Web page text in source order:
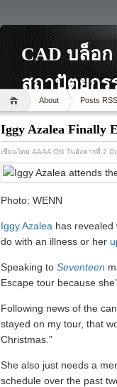
CAD บล็อ
สถาปัตยกร
About Posts RSS
Iggy Azalea Finally
เขียนโดย AAAA ON วันอังคารที่ 2 มิ
Photo: WENN
Iggy Azalea has revealed
do with an illness or her
Speaking to Seventeen
Escape tour because
Following news of the
stayed on my tour, that
Christmas.”
She also just needs a
schedule over the past